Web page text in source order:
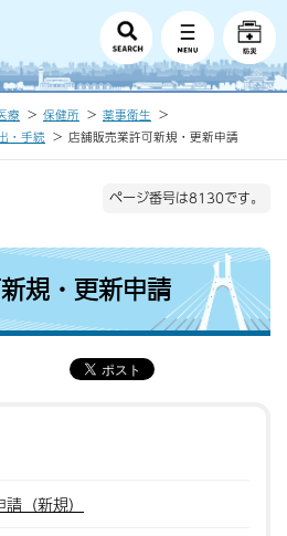
療 保健所
薬事衛生
・手続
店舗販売業許可新規・更新申請
ページ番号は8130です。
規・更新申請
（新規）